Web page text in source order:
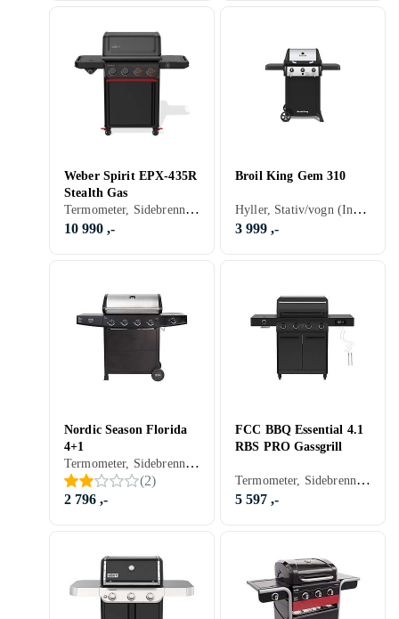
Weber Spirit EPX-435R
Stealth Gas
Termometer, Sidebrennere, Varmerist, Hyller, Stativ/vogn (Inkludert/ innebygget), Grillvogn, Gassgrill
10 990 ,-
Broil King Gem 310
Hyller, Stativ/vogn (Inkludert/ innebygget), Grillvogn, Gassgrill
3 999 ,-
Nordic Season Florida
4+1
Termometer, Sidebrennere, Varmerist, Stativ/vogn (Inkludert/ innebygget), Balkong, Grillvogn, Gassgrill
(2)
2 796 ,-
FCC BBQ Essential 4.1
RBS PRO Gassgrill
Termometer, Sidebrennere, Varmerist, Skap og skuffer, Til røyking, Grillvogn, Gassgrill
5 597 ,-